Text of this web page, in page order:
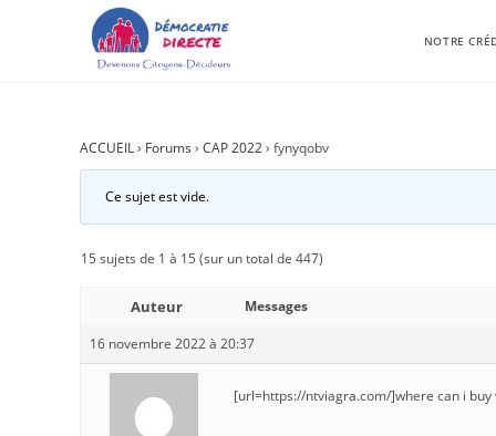
NOTRE
ACCUEIL› Forums › CAP 2022› fynyqobv
Ce sujet est vide.
15 sujets de 1 à 15 (sur un total de 447)
Auteur
Messages
16 novembre 2022 à 20:37
[url=https://ntviagra.com/]where can i